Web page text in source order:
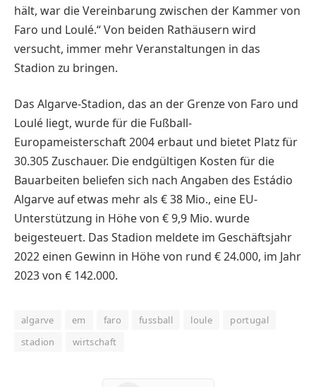
hält, war die Vereinbarung zwischen der Kammer von
Faro und Loulé.“ Von beiden Rathäusern wird
versucht, immer mehr Veranstaltungen in das
Stadion zu bringen.
Das Algarve-Stadion, das an der Grenze von Faro und
Loulé liegt, wurde für die Fußball-
Europameisterschaft 2004 erbaut und bietet Platz für
30.305 Zuschauer. Die endgültigen Kosten für die
Bauarbeiten beliefen sich nach Angaben des Estádio
Algarve auf etwas mehr als € 38 Mio., eine EU-
Unterstützung in Höhe von € 9,9 Mio. wurde
beigesteuert. Das Stadion meldete im Geschäftsjahr
2022 einen Gewinn in Höhe von rund € 24.000, im Jahr
2023 von € 142.000.
algarve em faro fussball loule
portugal
stadion
wirtschaft